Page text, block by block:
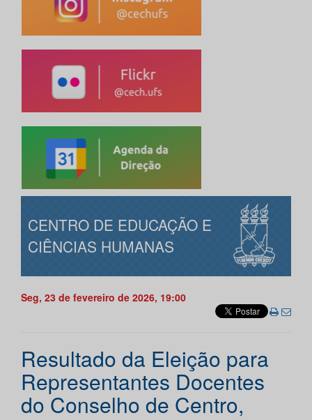
CENTRO DE EDUCAÇÃO E
CIÊNCIAS HUMANAS
Seg, 23 de fevereiro de 2026, 19:00
Resultado da Eleição para
Representantes Docentes
do Conselho de Centro,